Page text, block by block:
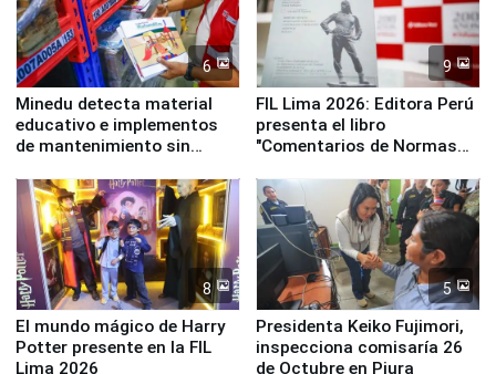
6
Minedu detecta material
educativo e implementos
de mantenimiento sin
la UGEL 2
9
FIL Lima 2026: Editora Perú
presenta el libro
"Comentarios de Normas
Derecho Colectivo"
8
El mundo mágico de Harry
Potter presente en la FIL
Lima 2026
5
Presidenta Keiko Fujimori,
inspecciona comisaría 26
de Octubre en Piura